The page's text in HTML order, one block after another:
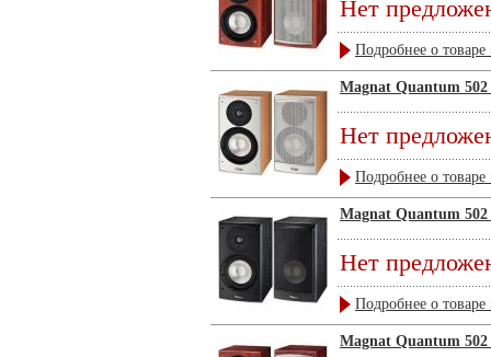
Нет
Подробнее о товаре
Magnat Quantum 502
Нет
Подробнее о товаре
Magnat Quantum
Нет
Подробнее о товаре
Magnat Quantum